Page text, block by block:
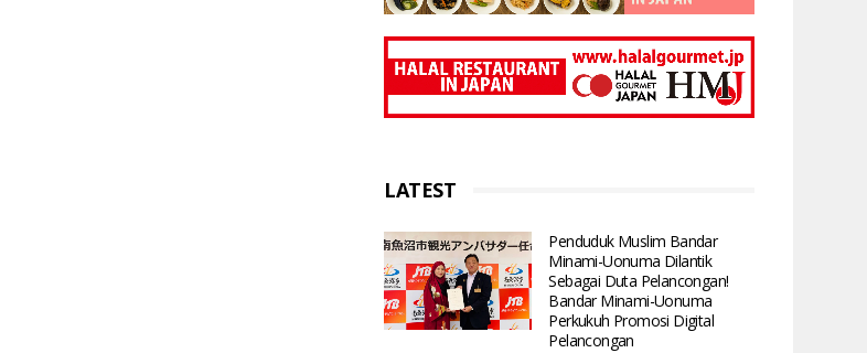
LATEST
Penduduk Muslim Bandar
Minami-Uonuma Dilantik
Sebagai Duta Pelancongan!
Bandar Minami-Uonuma
Perkukuh Promosi Digital
Pelancongan